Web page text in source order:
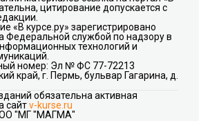
цитирование допускается с
«В курсе.ру» зарегистрировано
Федеральной службой по надзору в
технологий и
номер: Эл № ФС 77-72213
край, г. Пермь, бульвар Гагарина, д.
обязательна активная
сайтv-kurse.ru
"МГ "МАГМА"